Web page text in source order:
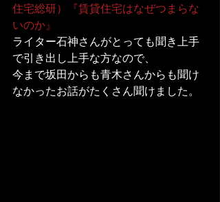
住宅総研）『賃貸住宅はなぜつまらな
いのか』
ライター石神さんがとっても聞き上手
で引き出し上手な方なので、
今まで坂田からも青木さんからも聞け